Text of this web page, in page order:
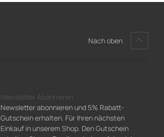
Nach oben
Newsletter Abonnieren
Newsletter abonnieren und 5% Rabatt-
Gutschein erhalten. Für Ihren nächsten
Einkauf in unserem Shop. Den Gutschein